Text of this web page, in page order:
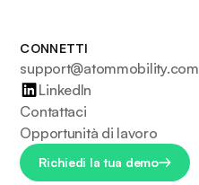
CONNETTI
support@atommobility.com
LinkedIn
Contattaci
Opportunità di lavoro
Richiedi la tua demo